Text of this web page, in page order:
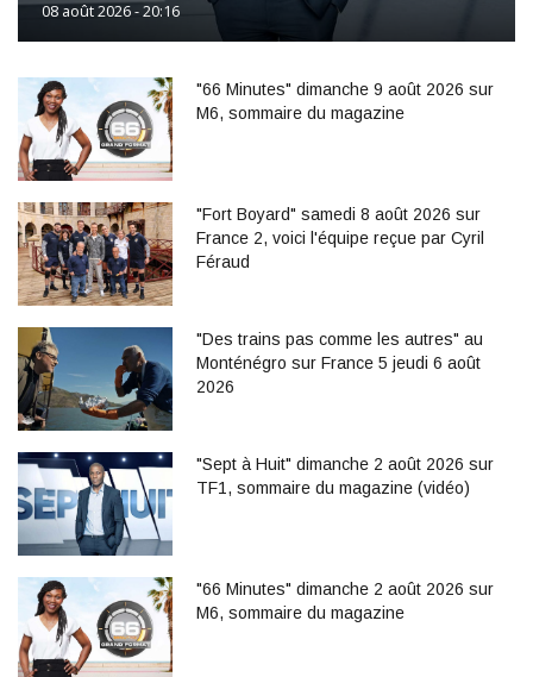
08 août 2026 - 20:16
"66 Minutes" dimanche 9 août 2026 sur
M6, sommaire du magazine
"Fort Boyard" samedi 8 août 2026 sur
France 2, voici l'équipe reçue par Cyril
Féraud
"Des trains pas comme les autres" au
Monténégro sur France 5 jeudi 6 août
2026
"Sept à Huit" dimanche 2 août 2026 sur
TF1, sommaire du magazine (vidéo)
"66 Minutes" dimanche 2 août 2026 sur
M6, sommaire du magazine